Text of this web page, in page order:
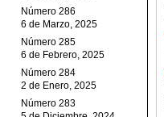
Número 286
6 de Marzo, 2025
Número 285
6 de Febrero, 2025
Número 284
2 de Enero, 2025
Número 283